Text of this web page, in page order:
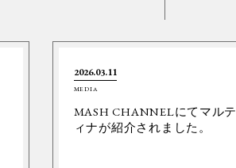
2026.03.11
MEDIA
MASH CHANNELにてマルテ
ィナが紹介されました。